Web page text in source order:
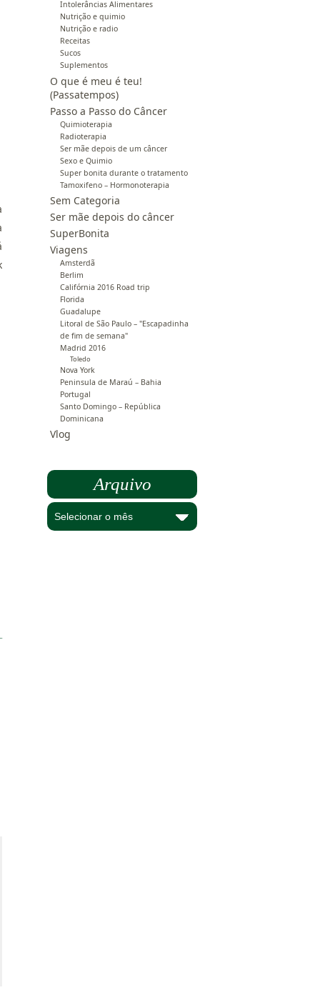
Intolerâncias Alimentares
Nutrição e quimio
Nutrição e radio
Receitas
Sucos
Suplementos
O que é meu é teu!
(Passatempos)
Passo a Passo do Câncer
Quimioterapia
Radioterapia
Ser mãe depois de um câncer
Sexo e Quimio
Super bonita durante o tratamento
Tamoxifeno – Hormonoterapia
Sem Categoria
Ser mãe depois do câncer
SuperBonita
Viagens
Amsterdã
Berlim
Califórnia 2016 Road trip
Florida
Guadalupe
Litoral de São Paulo – "Escapadinha
de fim de semana"
Madrid 2016
Toledo
Nova York
Peninsula de Maraú – Bahia
Portugal
Santo Domingo – República
Dominicana
Vlog
Arquivo
Arquivo